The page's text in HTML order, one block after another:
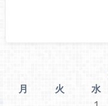
月
火 水